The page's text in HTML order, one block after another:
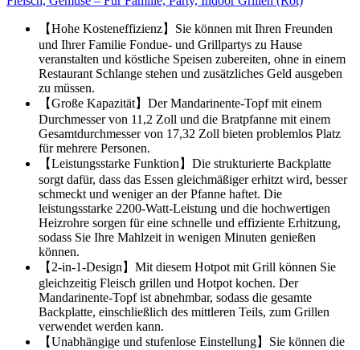
【Hohe Kosteneffizienz】Sie können mit Ihren Freunden
und Ihrer Familie Fondue- und Grillpartys zu Hause
veranstalten und köstliche Speisen zubereiten, ohne in einem
Restaurant Schlange stehen und zusätzliches Geld ausgeben
zu müssen.
【Große Kapazität】Der Mandarinente-Topf mit einem
Durchmesser von 11,2 Zoll und die Bratpfanne mit einem
Gesamtdurchmesser von 17,32 Zoll bieten problemlos Platz
für mehrere Personen.
【Leistungsstarke Funktion】Die strukturierte Backplatte
sorgt dafür, dass das Essen gleichmäßiger erhitzt wird, besser
schmeckt und weniger an der Pfanne haftet. Die
leistungsstarke 2200-Watt-Leistung und die hochwertigen
Heizrohre sorgen für eine schnelle und effiziente Erhitzung,
sodass Sie Ihre Mahlzeit in wenigen Minuten genießen
können.
【2-in-1-Design】Mit diesem Hotpot mit Grill können Sie
gleichzeitig Fleisch grillen und Hotpot kochen. Der
Mandarinente-Topf ist abnehmbar, sodass die gesamte
Backplatte, einschließlich des mittleren Teils, zum Grillen
verwendet werden kann.
【Unabhängige und stufenlose Einstellung】Sie können die